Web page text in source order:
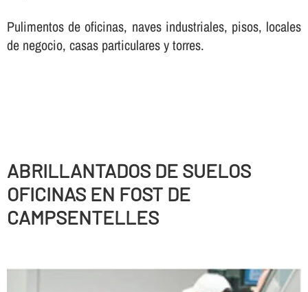
Pulimentos de oficinas, naves industriales, pisos, locales
de negocio, casas particulares y torres.
ABRILLANTADOS DE SUELOS
OFICINAS EN FOST DE
CAMPSENTELLES